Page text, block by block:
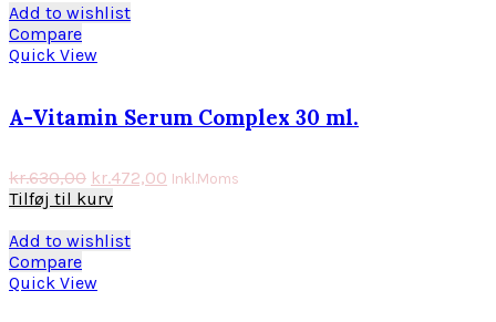
Add to wishlist
Compare
Quick View
A-Vitamin Serum Complex 30 ml.
kr.630,00 kr.472,00 Inkl.Moms
Tilføj til kurv
Add to wishlist
Compare
Quick View